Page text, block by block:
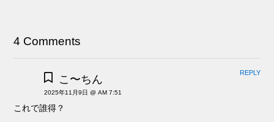
4 Comments
こ〜ちん
2025年11月9日 @ AM 7:51
これで誰得？
REPLY